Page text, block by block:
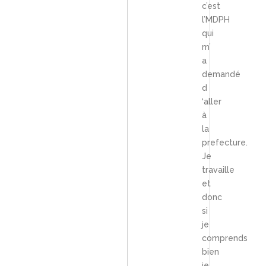
c’est
l’MDPH
qui
m’
a
demandé
d
‘aller
à
la
prefecture.
Je
travaille
et
donc
si
je
comprends
bien